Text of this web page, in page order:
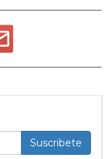
Suscribete